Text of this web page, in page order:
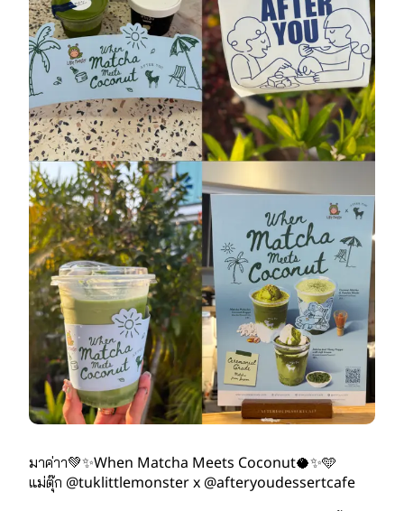
มาค่าา💚✨When Matcha Meets Coconut🥥✨🩵
แม่ตุ๊ก @tuklittlemonster x @afteryoudessertcafe